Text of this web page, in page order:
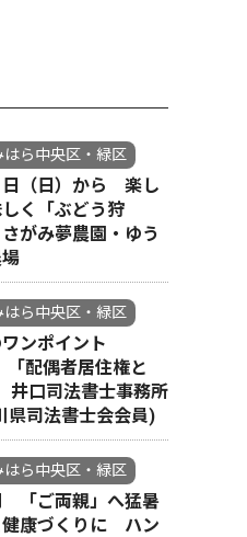
はら中央区・緑区
日（日）から 楽し
しく「ぶどう狩
がみ夢農園・ゆう
はら中央区・緑区
ンポイント
｢配偶者居住権と
口司法書士事務所
県司法書士会会員)
はら中央区・緑区
「ご両親」へ猛暑
健康づくりに ハン